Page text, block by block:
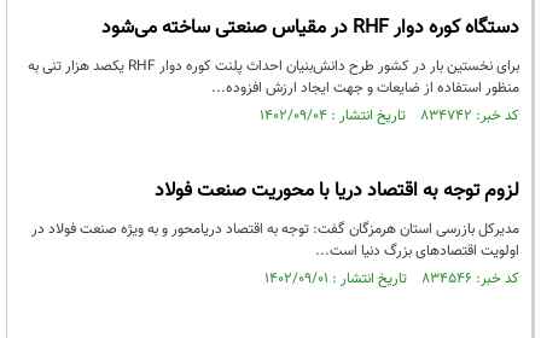
دستگاه کوره دوار RHF در مقیاس صنعتی ساخته می‌شود
برای نخستین بار در کشور طرح دانش‌بنیان احداث پلنت کوره دوار RHF یکصد هزار تنی به
منظور استفاده از ضایعات و جهت ایجاد ارزش افزوده...
کد خبر: ۸۳۴۷۴۲ تاریخ انتشار : ۱۴۰۲/۰۹/۰۴
لزوم توجه به اقتصاد دریا با محوریت صنعت فولاد
مدیرکل بازرسی استان هرمزگان گفت: توجه به اقتصاد دریامحور و به ویژه صنعت فولاد در
اولویت اقتصادهای بزرگ دنیا است...
کد خبر: ۸۳۴۵۴۶ تاریخ انتشار : ۱۴۰۲/۰۹/۰۱